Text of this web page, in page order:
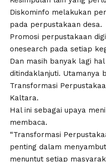
Diskominfo melakukan
pada perpustakaan desa.
Promosi perpustakaan
onesearch pada setiap
Dan masih banyak lagi
ditindaklanjuti. Utamanya
Transformasi
Kaltara.
Hal ini sebagai upaya
membaca.
“Transformasi
penting dalam
menuntut setiap